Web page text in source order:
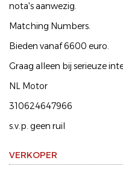
nota's aanwezig.
Matching Numbers.
Bieden vanaf 6600 euro.
Graag alleen bij serieuze
NL Motor
310624647966
s.v.p. geen ruil
VERKOPER